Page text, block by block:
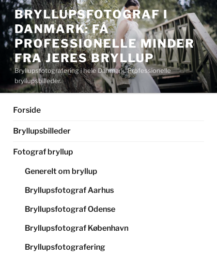
Videre
til
indhold
BRYLLUPSFOTOGRAF I
DANMARK: FÅ
PROFESSIONELLE MINDER
FRA JERES BRYLLUP
Bryllupsfotografering i hele Danmark. Professionelle
bryllupsbilleder.
Forside
Bryllupsbilleder
Fotograf bryllup
Generelt om bryllup
Bryllupsfotograf Aarhus
Bryllupsfotograf Odense
Bryllupsfotograf København
Bryllupsfotografering